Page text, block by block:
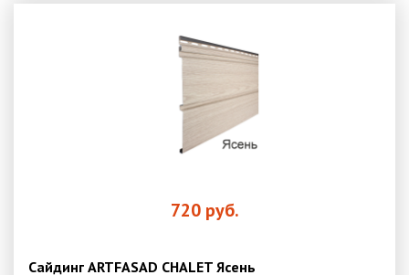
720руб.
Сайдинг ARTFASAD CHALET Ясень